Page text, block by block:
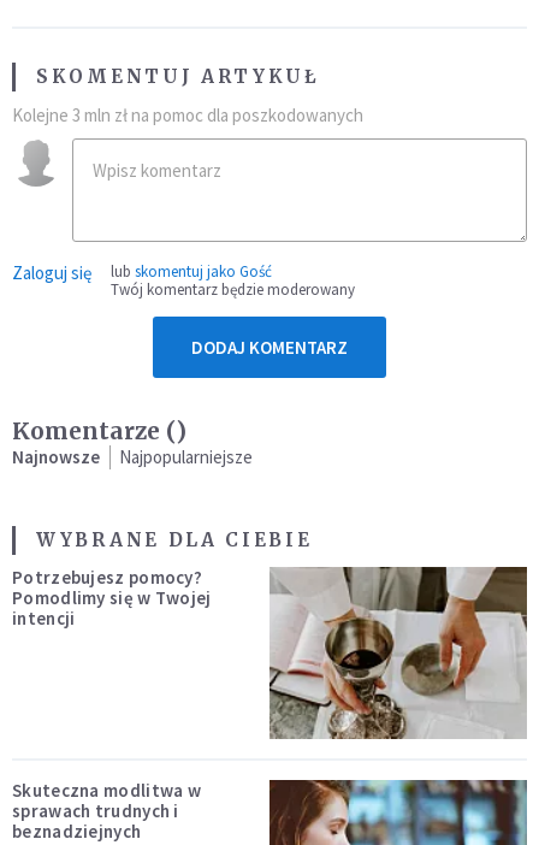
SKOMENTUJ ARTYKUŁ
Kolejne 3 mln zł na pomoc dla poszkodowanych
Zaloguj się lub skomentuj jako Gość
Twój komentarz będzie moderowany
DODAJ KOMENTARZ
Komentarze ()
Najnowsze Najpopularniejsze
WYBRANE DLA CIEBIE
Potrzebujesz pomocy?
Pomodlimy się w Twojej
intencji
Skuteczna modlitwa w
sprawach trudnych i
beznadziejnych